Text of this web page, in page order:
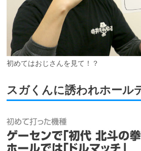
初めてはおじさんを見て！？
スガくんに誘われホール